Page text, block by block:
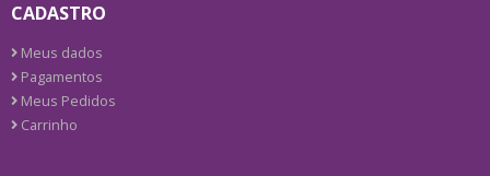
CADASTRO
Meus dados
Pagamentos
Meus Pedidos
Carrinho